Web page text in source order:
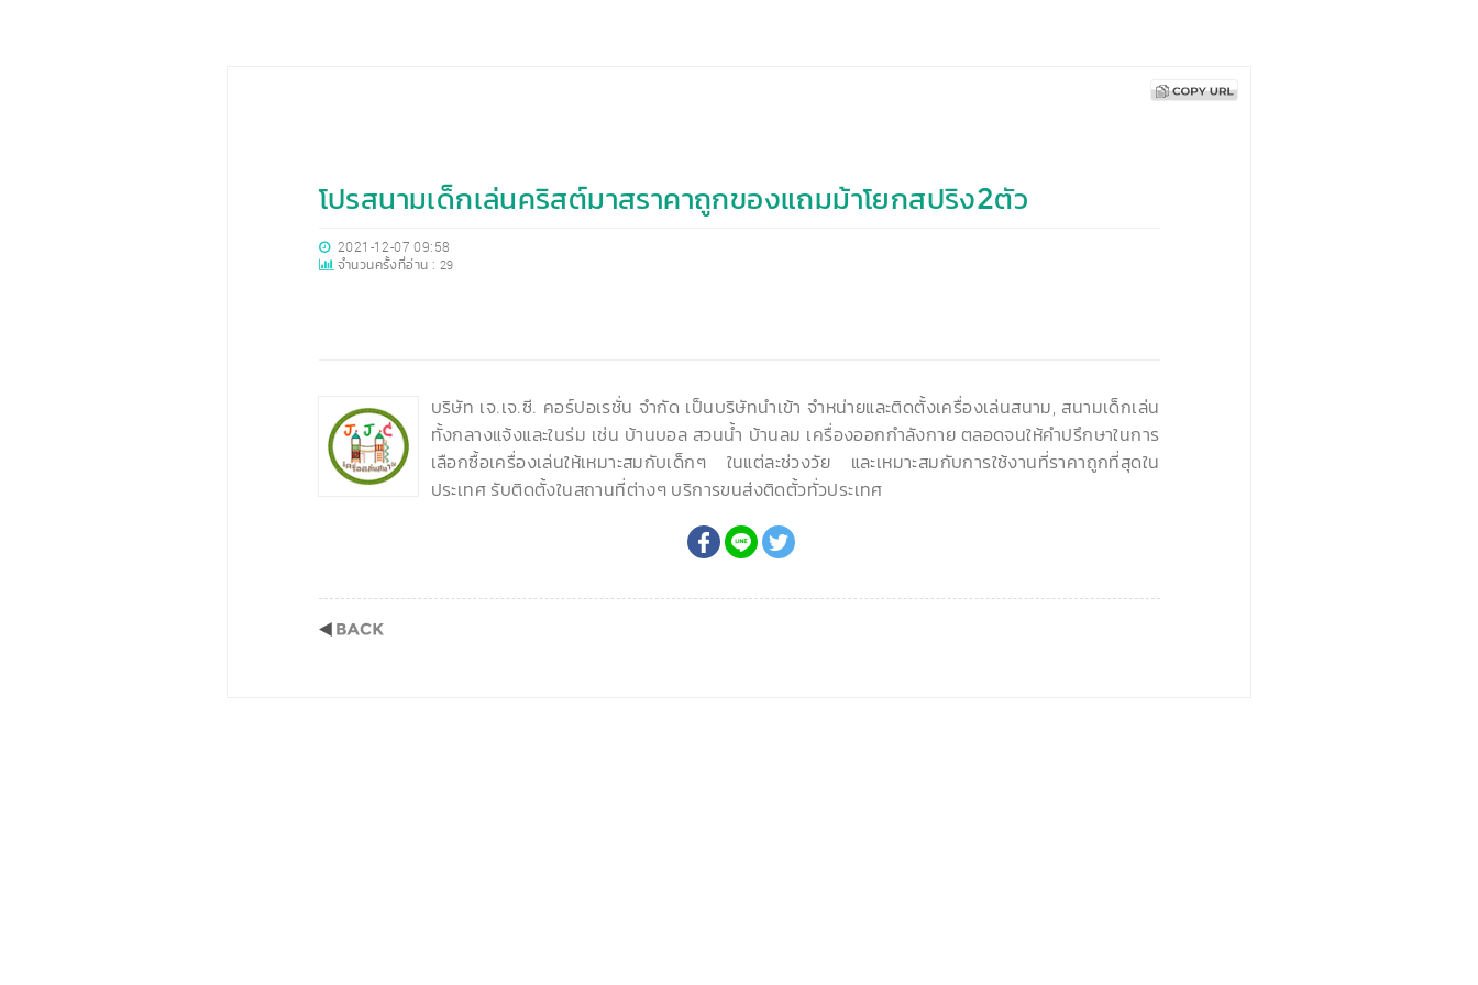
โปรสนามเด็กเล่นคริสต์มาสราคาถูกของแถมม้าโยกสปริง2ตัว
2021-12-07 09:58
จำนวนครั้งที่อ่าน : 29
บริษัท เจ.เจ.ซี. คอร์ปอเรชั่น จำกัด เป็นบริษัทนำเข้า จำหน่ายและติดตั้งเครื่องเล่นสนาม, สนามเด็กเล่น
ทั้งกลางแจ้งและในร่ม เช่น บ้านบอล สวนน้ำ บ้านลม เครื่องออกกำลังกาย ตลอดจนให้คำปรึกษาในการ
เลือกซื้อเครื่องเล่นให้เหมาะสมกับเด็กๆ ในแต่ละช่วงวัย และเหมาะสมกับการใช้งานที่ราคาถูกที่สุดใน
ประเทศ รับติดตั้งในสถานที่ต่างๆ บริการขนส่งติดตั้วทั่วประเทศ